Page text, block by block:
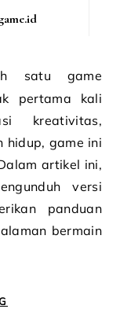
pertama kali
kreativitas,
hidup, game ini
artikel ini,
versi
panduan
bermain